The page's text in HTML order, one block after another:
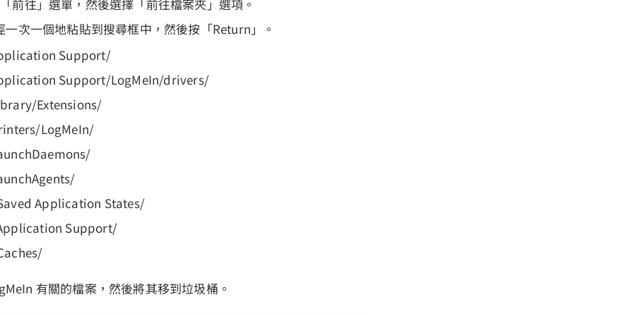
前往」選單，然後選擇「前往檔案夾」選項。
一次一個地粘貼到搜尋框中，然後按「Return」。
Support/
Support/LogMeIn/drivers/
Extensions/
LogMeIn/
Application States/
Support/
有關的檔案，然後將其移到垃圾桶。